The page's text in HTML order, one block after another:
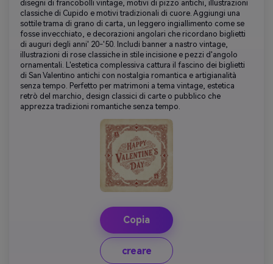
disegni di francobolli vintage, motivi di pizzo antichi, illustrazioni
classiche di Cupido e motivi tradizionali di cuore. Aggiungi una
sottile trama di grano di carta, un leggero ingiallimento come se
fosse invecchiato, e decorazioni angolari che ricordano biglietti
di auguri degli anni' 20-'50. Includi banner a nastro vintage,
illustrazioni di rose classiche in stile incisione e pezzi d'angolo
ornamentali. L'estetica complessiva cattura il fascino dei biglietti
di San Valentino antichi con nostalgia romantica e artigianalità
senza tempo. Perfetto per matrimoni a tema vintage, estetica
retrò del marchio, design classici di carte o pubblico che
apprezza tradizioni romantiche senza tempo.
Copia
creare